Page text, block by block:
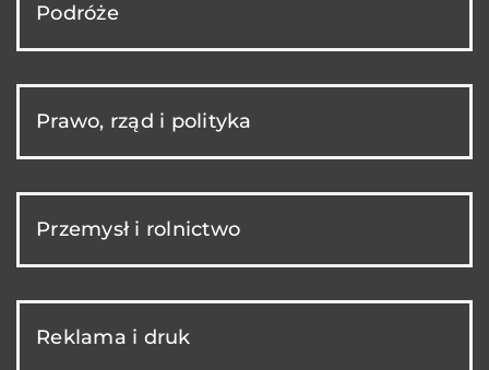
Podróże
Prawo, rząd i polityka
Przemysł i rolnictwo
Reklama i druk